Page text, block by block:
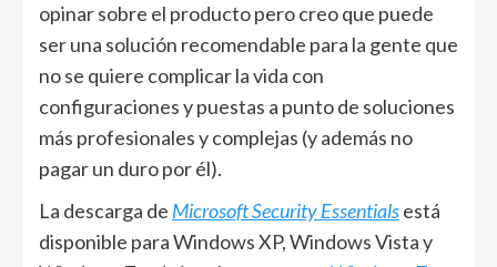
opinar sobre el producto pero creo que puede
ser una solución recomendable para la gente que
no se quiere complicar la vida con
configuraciones y puestas a punto de soluciones
más profesionales y complejas (y además no
pagar un duro por él).
La descarga de Microsoft Security Essentialsestá
disponible para Windows XP, Windows Vista y